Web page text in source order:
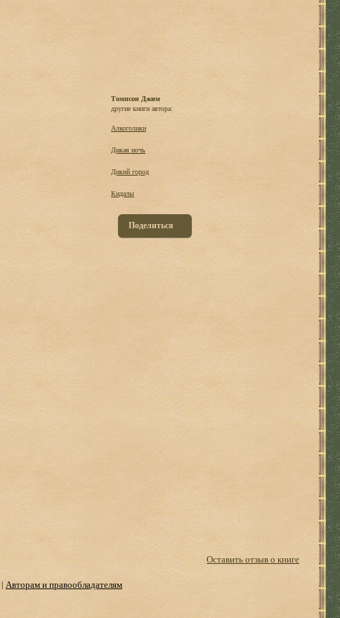
Томпсон Джим
другие книги автора:
Алкоголики
Дикая ночь
Дикий город
Кидалы
Поделиться
Оставить отзыв о книге
| Авторам и правообладателям